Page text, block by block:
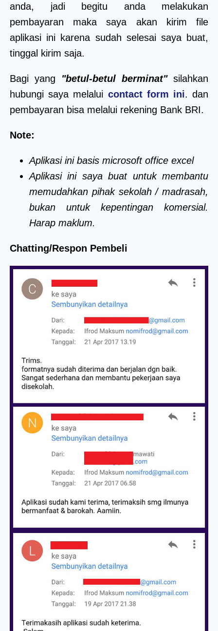
anda, jadi begitu anda melakukan
pembayaran maka saya akan kirim file
aplikasi ini karena sudah selesai saya buat,
tinggal kirim saja.
Bagi yang "betul-betul berminat"silahkan
hubungi saya melalui contact form ini. dan
pembayaran bisa melalui rekening Bank BRI.
Note:
Aplikasi ini basis microsoft office excel
Aplikasi ini saya buat untuk membantu
memudahkan pihak sekolah / madrasah,
bukan untuk kepentingan komersial.
Harap maklum.
Chatting/Respon Pembeli